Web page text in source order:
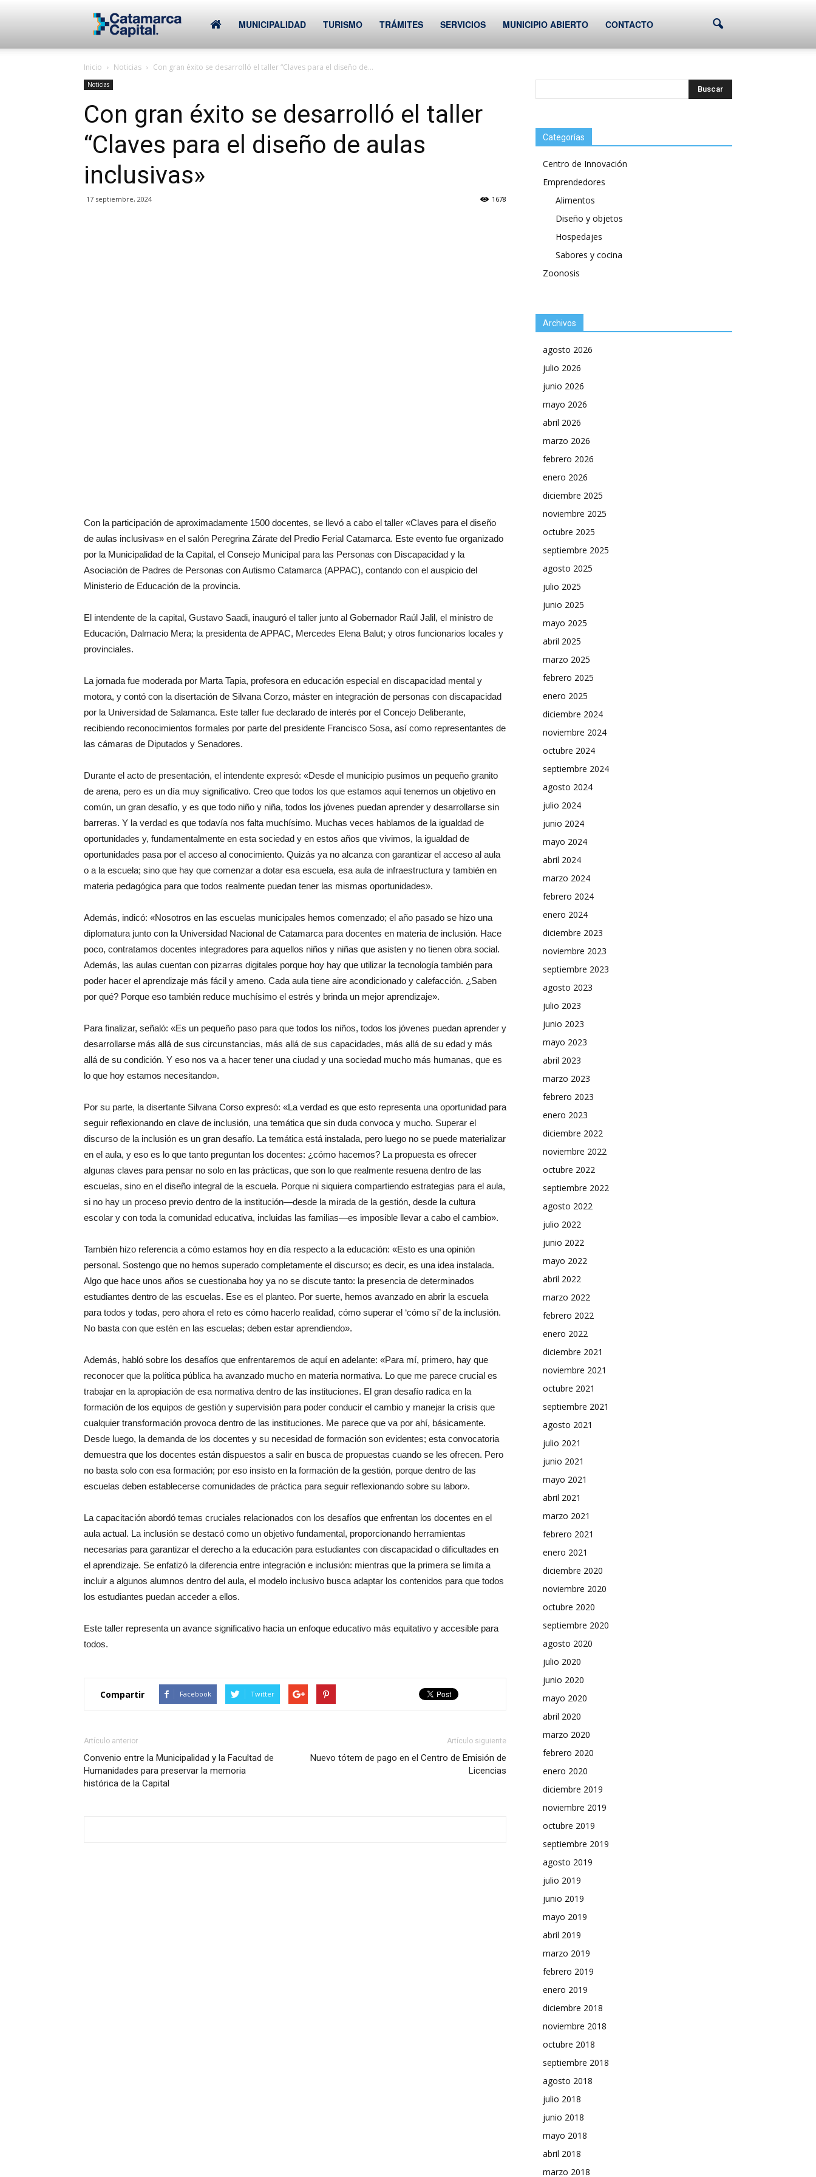
Municipalidad
de
SFVC
MUNICIPALIDAD TURISMO TRÁMITES SERVICIOS MUNICIPIO ABIERTO CONTACTO
Inicio Noticias Con gran éxito se desarrolló el taller “Claves para el diseño de...
Noticias
Con gran éxito se desarrolló el taller
“Claves para el diseño de aulas
inclusivas»
17 septiembre, 2024 1678
Con la participación de aproximadamente 1500 docentes, se llevó a cabo el taller «Claves para el diseño
de aulas inclusivas» en el salón Peregrina Zárate del Predio Ferial Catamarca. Este evento fue organizado
por la Municipalidad de la Capital, el Consejo Municipal para las Personas con Discapacidad y la
Asociación de Padres de Personas con Autismo Catamarca (APPAC), contando con el auspicio del
Ministerio de Educación de la provincia.
El intendente de la capital, Gustavo Saadi, inauguró el taller junto al Gobernador Raúl Jalil, el ministro de
Educación, Dalmacio Mera; la presidenta de APPAC, Mercedes Elena Balut; y otros funcionarios locales y
provinciales.
La jornada fue moderada por Marta Tapia, profesora en educación especial en discapacidad mental y
motora, y contó con la disertación de Silvana Corzo, máster en integración de personas con discapacidad
por la Universidad de Salamanca. Este taller fue declarado de interés por el Concejo Deliberante,
recibiendo reconocimientos formales por parte del presidente Francisco Sosa, así como representantes de
las cámaras de Diputados y Senadores.
Durante el acto de presentación, el intendente expresó: «Desde el municipio pusimos un pequeño granito
de arena, pero es un día muy significativo. Creo que todos los que estamos aquí tenemos un objetivo en
común, un gran desafío, y es que todo niño y niña, todos los jóvenes puedan aprender y desarrollarse sin
barreras. Y la verdad es que todavía nos falta muchísimo. Muchas veces hablamos de la igualdad de
oportunidades y, fundamentalmente en esta sociedad y en estos años que vivimos, la igualdad de
oportunidades pasa por el acceso al conocimiento. Quizás ya no alcanza con garantizar el acceso al aula
o a la escuela; sino que hay que comenzar a dotar esa escuela, esa aula de infraestructura y también en
materia pedagógica para que todos realmente puedan tener las mismas oportunidades».
Además, indicó: «Nosotros en las escuelas municipales hemos comenzado; el año pasado se hizo una
diplomatura junto con la Universidad Nacional de Catamarca para docentes en materia de inclusión. Hace
poco, contratamos docentes integradores para aquellos niños y niñas que asisten y no tienen obra social.
Además, las aulas cuentan con pizarras digitales porque hoy hay que utilizar la tecnología también para
poder hacer el aprendizaje más fácil y ameno. Cada aula tiene aire acondicionado y calefacción. ¿Saben
por qué? Porque eso también reduce muchísimo el estrés y brinda un mejor aprendizaje».
Para finalizar, señaló: «Es un pequeño paso para que todos los niños, todos los jóvenes puedan aprender y
desarrollarse más allá de sus circunstancias, más allá de sus capacidades, más allá de su edad y más
allá de su condición. Y eso nos va a hacer tener una ciudad y una sociedad mucho más humanas, que es
lo que hoy estamos necesitando».
Por su parte, la disertante Silvana Corso expresó: «La verdad es que esto representa una oportunidad para
seguir reflexionando en clave de inclusión, una temática que sin duda convoca y mucho. Superar el
discurso de la inclusión es un gran desafío. La temática está instalada, pero luego no se puede materializar
en el aula, y eso es lo que tanto preguntan los docentes: ¿cómo hacemos? La propuesta es ofrecer
algunas claves para pensar no solo en las prácticas, que son lo que realmente resuena dentro de las
escuelas, sino en el diseño integral de la escuela. Porque ni siquiera compartiendo estrategias para el aula,
si no hay un proceso previo dentro de la institución—desde la mirada de la gestión, desde la cultura
escolar y con toda la comunidad educativa, incluidas las familias—es imposible llevar a cabo el cambio».
También hizo referencia a cómo estamos hoy en día respecto a la educación: «Esto es una opinión
personal. Sostengo que no hemos superado completamente el discurso; es decir, es una idea instalada.
Algo que hace unos años se cuestionaba hoy ya no se discute tanto: la presencia de determinados
estudiantes dentro de las escuelas. Ese es el planteo. Por suerte, hemos avanzado en abrir la escuela
para todos y todas, pero ahora el reto es cómo hacerlo realidad, cómo superar el ‘cómo sí’ de la inclusión.
No basta con que estén en las escuelas; deben estar aprendiendo».
Además, habló sobre los desafíos que enfrentaremos de aquí en adelante: «Para mí, primero, hay que
reconocer que la política pública ha avanzado mucho en materia normativa. Lo que me parece crucial es
trabajar en la apropiación de esa normativa dentro de las instituciones. El gran desafío radica en la
formación de los equipos de gestión y supervisión para poder conducir el cambio y manejar la crisis que
cualquier transformación provoca dentro de las instituciones. Me parece que va por ahí, básicamente.
Desde luego, la demanda de los docentes y su necesidad de formación son evidentes; esta convocatoria
demuestra que los docentes están dispuestos a salir en busca de propuestas cuando se les ofrecen. Pero
no basta solo con esa formación; por eso insisto en la formación de la gestión, porque dentro de las
escuelas deben establecerse comunidades de práctica para seguir reflexionando sobre su labor».
La capacitación abordó temas cruciales relacionados con los desafíos que enfrentan los docentes en el
aula actual. La inclusión se destacó como un objetivo fundamental, proporcionando herramientas
necesarias para garantizar el derecho a la educación para estudiantes con discapacidad o dificultades en
el aprendizaje. Se enfatizó la diferencia entre integración e inclusión: mientras que la primera se limita a
incluir a algunos alumnos dentro del aula, el modelo inclusivo busca adaptar los contenidos para que todos
los estudiantes puedan acceder a ellos.
Este taller representa un avance significativo hacia un enfoque educativo más equitativo y accesible para
todos.
Compartir Facebook Twitter
Artículo anterior
Convenio entre la Municipalidad y la Facultad de
Humanidades para preservar la memoria
histórica de la Capital
Artículo siguiente
Nuevo tótem de pago en el Centro de Emisión de
Licencias
Categorías
Centro de Innovación
Emprendedores
Alimentos
Diseño y objetos
Hospedajes
Sabores y cocina
Zoonosis
Archivos
agosto 2026
julio 2026
junio 2026
mayo 2026
abril 2026
marzo 2026
febrero 2026
enero 2026
diciembre 2025
noviembre 2025
octubre 2025
septiembre 2025
agosto 2025
julio 2025
junio 2025
mayo 2025
abril 2025
marzo 2025
febrero 2025
enero 2025
diciembre 2024
noviembre 2024
octubre 2024
septiembre 2024
agosto 2024
julio 2024
junio 2024
mayo 2024
abril 2024
marzo 2024
febrero 2024
enero 2024
diciembre 2023
noviembre 2023
septiembre 2023
agosto 2023
julio 2023
junio 2023
mayo 2023
abril 2023
marzo 2023
febrero 2023
enero 2023
diciembre 2022
noviembre 2022
octubre 2022
septiembre 2022
agosto 2022
julio 2022
junio 2022
mayo 2022
abril 2022
marzo 2022
febrero 2022
enero 2022
diciembre 2021
noviembre 2021
octubre 2021
septiembre 2021
agosto 2021
julio 2021
junio 2021
mayo 2021
abril 2021
marzo 2021
febrero 2021
enero 2021
diciembre 2020
noviembre 2020
octubre 2020
septiembre 2020
agosto 2020
julio 2020
junio 2020
mayo 2020
abril 2020
marzo 2020
febrero 2020
enero 2020
diciembre 2019
noviembre 2019
octubre 2019
septiembre 2019
agosto 2019
julio 2019
junio 2019
mayo 2019
abril 2019
marzo 2019
febrero 2019
enero 2019
diciembre 2018
noviembre 2018
octubre 2018
septiembre 2018
agosto 2018
julio 2018
junio 2018
mayo 2018
abril 2018
marzo 2018